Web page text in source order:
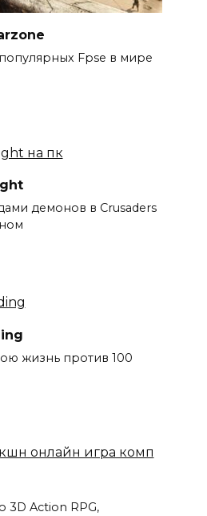
Fpse в мире
демонов в Crusaders
жизнь против 100
3D Action RPG,